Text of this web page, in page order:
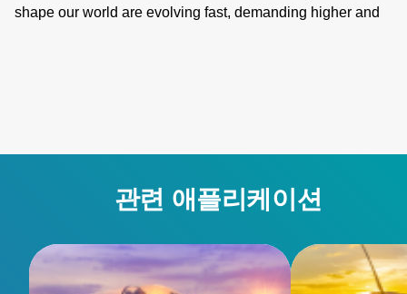
shape our world are evolving fast, demanding higher and
관련 애플리케이션